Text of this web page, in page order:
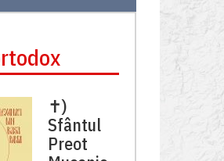
✝)
Sfântul
Preot